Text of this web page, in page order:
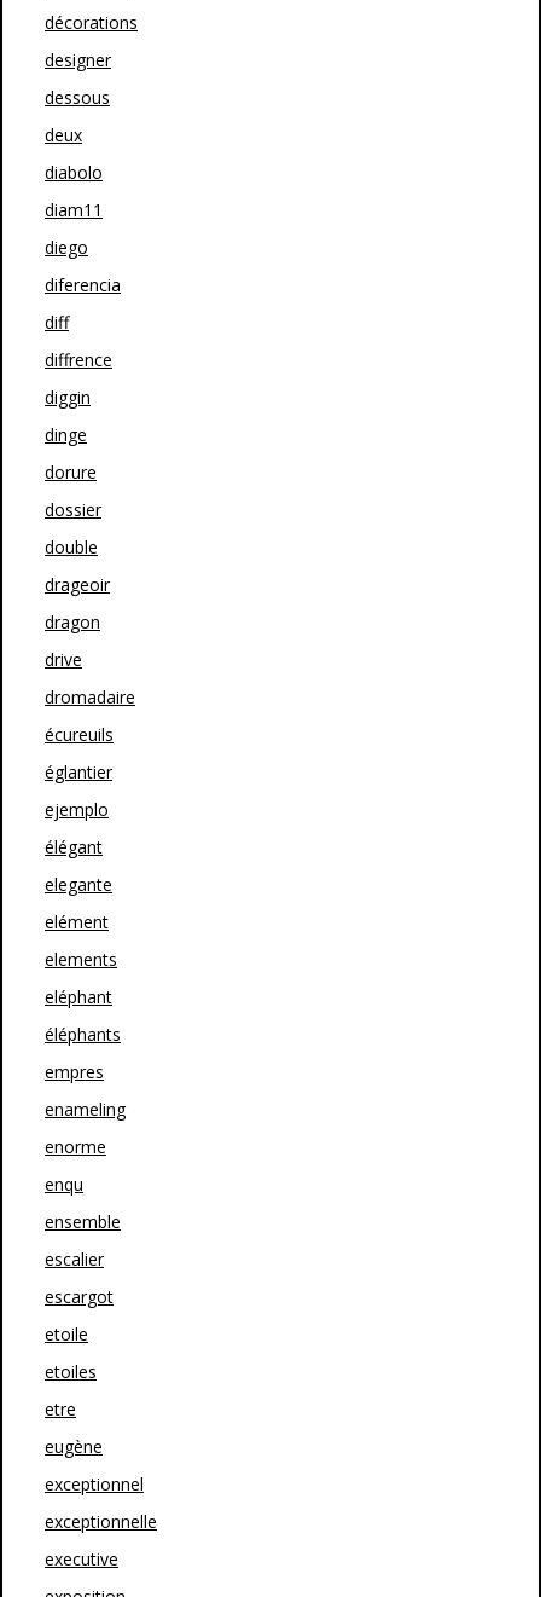
décorations
designer
dessous
deux
diabolo
diam11
diego
diferencia
diff
diffrence
diggin
dinge
dorure
dossier
double
drageoir
dragon
drive
dromadaire
écureuils
églantier
ejemplo
élégant
elegante
elément
elements
eléphant
éléphants
empres
enameling
enorme
enqu
ensemble
escalier
escargot
etoile
etoiles
etre
eugène
exceptionnel
exceptionnelle
executive